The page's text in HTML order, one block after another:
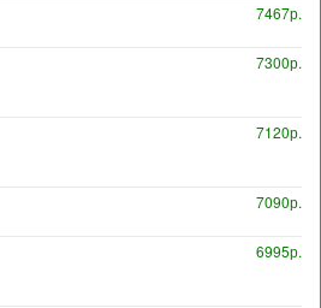
7467р.
7300р.
7120р.
7090р.
6995р.